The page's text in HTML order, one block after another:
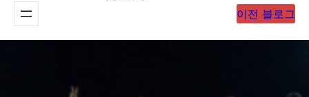
이전 블로그